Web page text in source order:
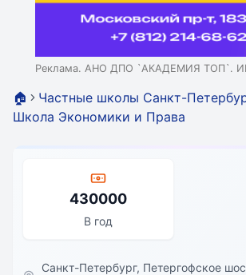
Реклама. АНО ДПО `АКАДЕМИЯ ТОП`.
🏠
Частные школы Санкт-
Школа Экономики и Права
430000
В год
Санкт-Петербург, Петергофское